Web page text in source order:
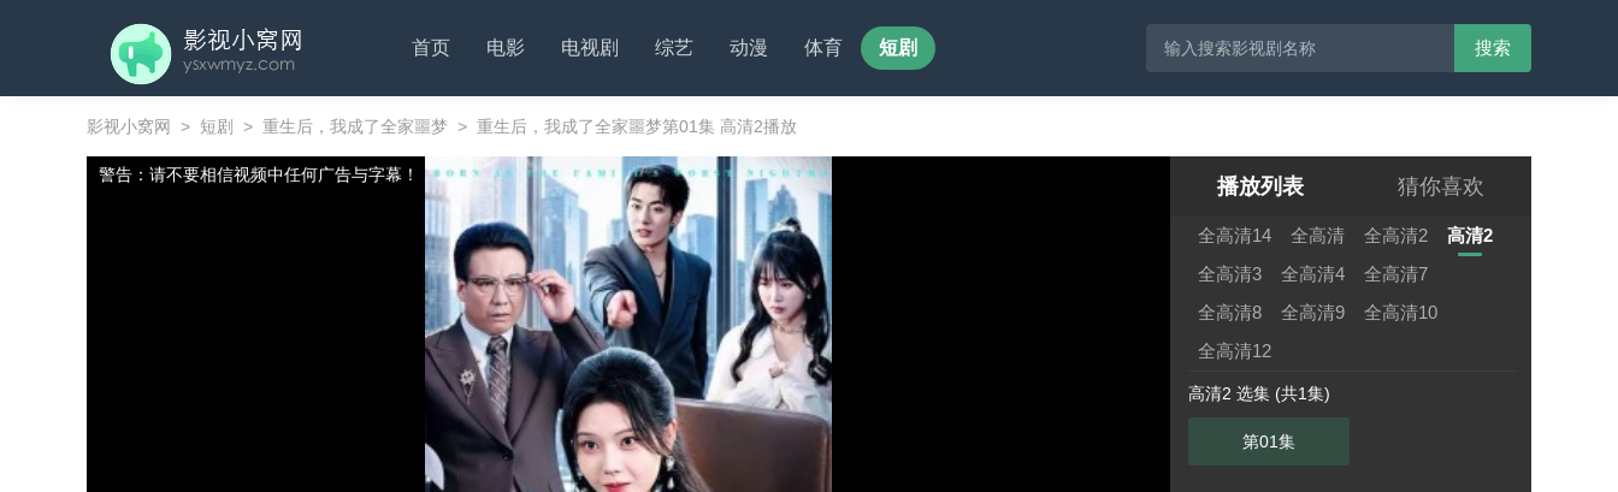
首页 电影 电视剧 综艺 动漫 体育 短剧 搜索
影视小窝网 > 短剧 > 重生后，我成了全家噩梦 > 重生后，我成了全家噩梦第01集 高清2播放
警告：请不要相信视频中任何广告与字幕！ 播放列表 猜你喜欢
全高清14 全高清 全高清2
高清2
全高清3
全高清4
全高清7
全高清8
全高清9
全高清10
全高清12
高清2 选集 (共1集)
第01集